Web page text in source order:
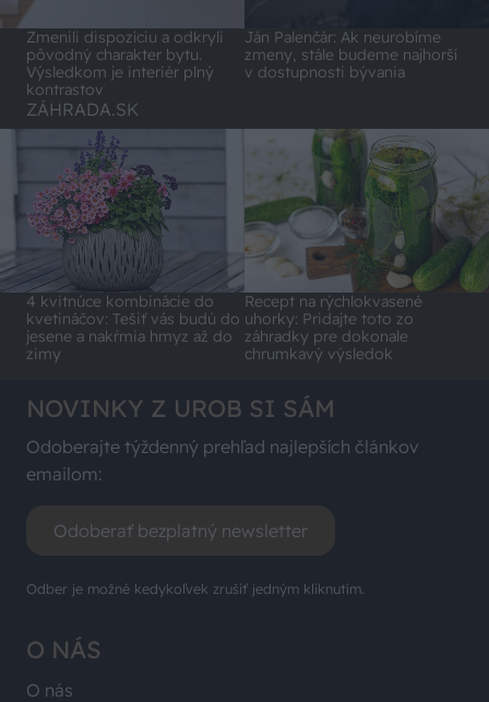
Zmenili dispozíciu a odkryli
pôvodný charakter bytu.
Výsledkom je interiér plný
kontrastov
Ján Palenčár: Ak neurobíme
zmeny, stále budeme najhorší
v dostupnosti bývania
ZÁHRADA.SK
4 kvitnúce kombinácie do
kvetináčov: Tešiť vás budú do
jesene a nakŕmia hmyz až do
zimy
Recept na rýchlokvasené
uhorky: Pridajte toto zo
záhradky pre dokonale
chrumkavý výsledok
O NÁS
O nás
NOVINKY Z UROB SI SÁM
Odoberajte týždenný prehľad najlepších článkov
emailom:
Odoberať bezplatný newsletter
Odber je možné kedykoľvek zrušiť jedným kliknutím.